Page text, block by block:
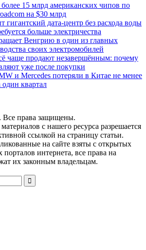
более 15 млрд американских чипов по
на $30 млрд
гигантский дата-центр без расхода воды
больше электричества
Венгрию в один из главных
своих электромобилей
чаще продают незавершённым: почему
уже после покупки
и Mercedes потеряли в Китае не менее
квартал
Все права защищены.
с нашего ресурса разрешается
ссылкой на страницу статьи.
на сайте взяты с открытых
интернета, все права на
их законным владельцам.